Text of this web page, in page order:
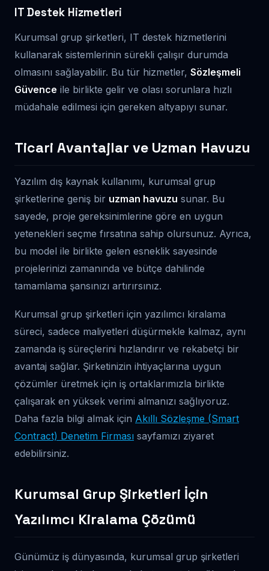
IT Destek Hizmetleri
Kurumsal grup şirketleri, IT destek hizmetlerini
kullanarak sistemlerinin sürekli çalışır durumda
olmasını sağlayabilir. Bu tür hizmetler, Sözleşmeli
Güvence ile birlikte gelir ve olası sorunlara hızlı
müdahale edilmesi için gereken altyapıyı sunar.
Ticari Avantajlar ve Uzman Havuzu
Yazılım dış kaynak kullanımı, kurumsal grup
şirketlerine geniş bir uzman havuzu sunar. Bu
sayede, proje gereksinimlerine göre en uygun
yetenekleri seçme fırsatına sahip olursunuz. Ayrıca,
bu model ile birlikte gelen esneklik sayesinde
projelerinizi zamanında ve bütçe dahilinde
tamamlama şansınızı artırırsınız.
Kurumsal grup şirketleri için yazılımcı kiralama
süreci, sadece maliyetleri düşürmekle kalmaz, aynı
zamanda iş süreçlerini hızlandırır ve rekabetçi bir
avantaj sağlar. Şirketinizin ihtiyaçlarına uygun
çözümler üretmek için iş ortaklarımızla birlikte
çalışarak en yüksek verimi almanızı sağlıyoruz.
Daha fazla bilgi almak için Akıllı Sözleşme (Smart
Contract) Denetim Firması sayfamızı ziyaret
edebilirsiniz.
Kurumsal Grup Şirketleri İçin
Yazılımcı Kiralama Çözümü
Günümüz iş dünyasında, kurumsal grup şirketleri